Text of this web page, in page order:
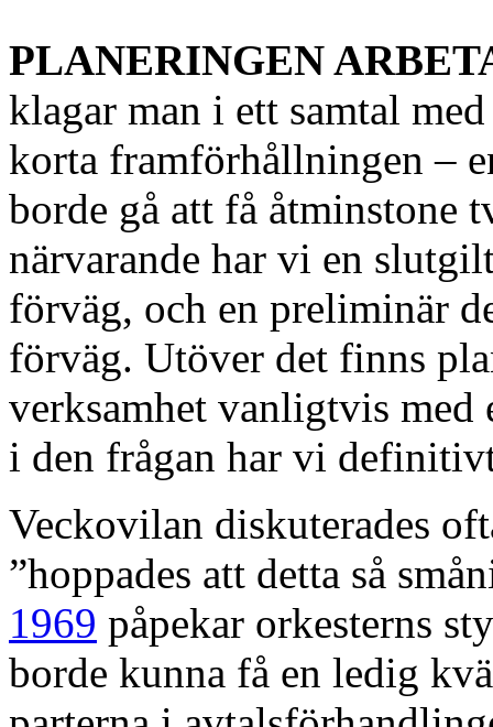
PLANERINGEN
klagar man i ett samtal
korta framförhållningen –
borde gå att få åtminstone
närvarande har vi en
förväg, och en preliminär
förväg. Utöver det finns
verksamhet vanligtvis med
i den frågan har vi
Veckovilan diskuterades
”hoppades att detta så
1969 påpekar orkesterns
borde kunna få en ledig